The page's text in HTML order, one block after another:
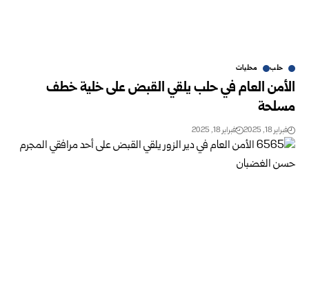
حلب محليات
الأمن العام في حلب يلقي القبض على خلية خطف
مسلحة
فبراير 18, 2025 فبراير 18, 2025